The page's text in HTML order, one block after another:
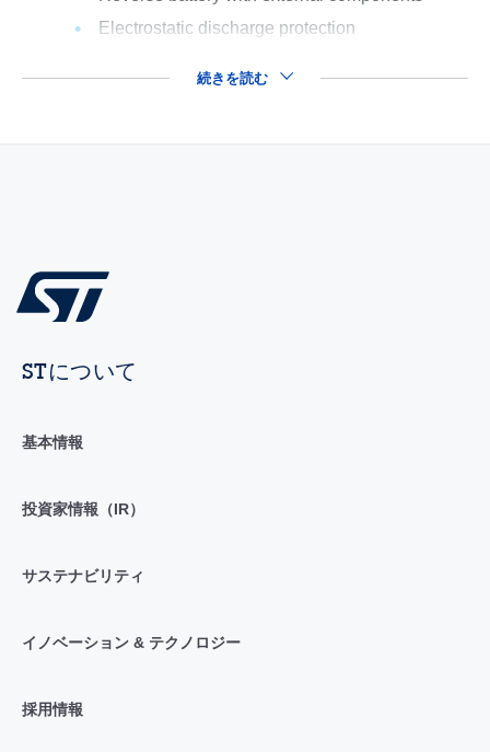
Electrostatic discharge protection
続きを読む
STについて
基本情報
投資家情報（IR）
サステナビリティ
イノベーション & テクノロジー
採用情報